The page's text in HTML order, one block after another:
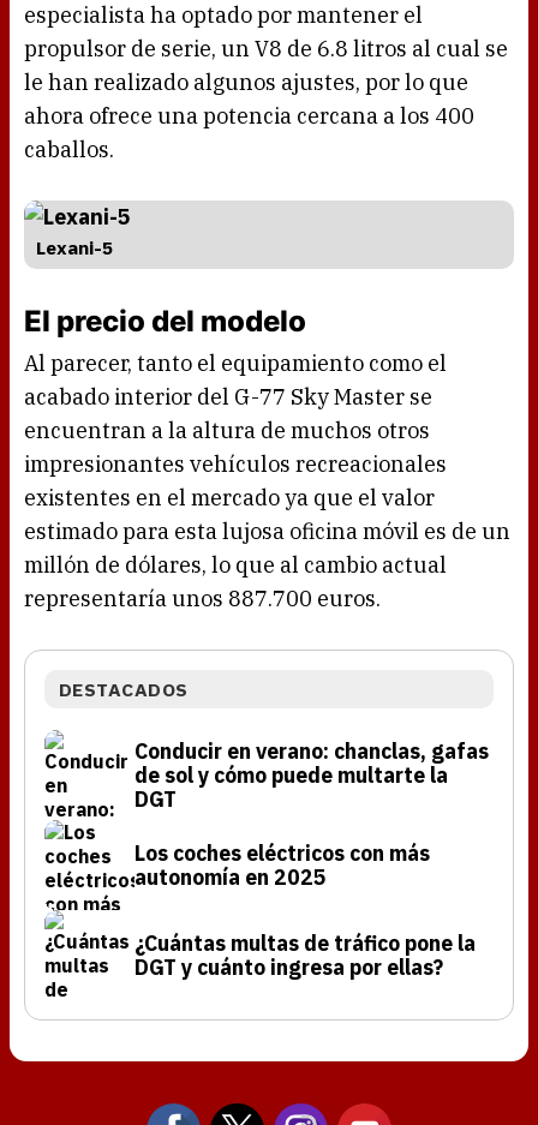
especialista ha optado por mantener el
propulsor de serie, un V8 de 6.8 litros al cual se
le han realizado algunos ajustes, por lo que
ahora ofrece una potencia cercana a los 400
caballos.
Lexani-5
El precio del modelo
Al parecer, tanto el equipamiento como el
acabado interior del G-77 Sky Master se
encuentran a la altura de muchos otros
impresionantes vehículos recreacionales
existentes en el mercado ya que el valor
estimado para esta lujosa oficina móvil es de un
millón de dólares, lo que al cambio actual
representaría unos 887.700 euros.
DESTACADOS
Conducir en verano: chanclas, gafas
de sol y cómo puede multarte la
DGT
Los coches eléctricos con más
autonomía en 2025
¿Cuántas multas de tráfico pone la
DGT y cuánto ingresa por ellas?